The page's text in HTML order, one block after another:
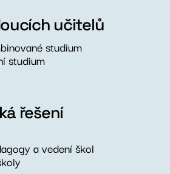
učitelů
studium
studium
řešení
a vedení škol